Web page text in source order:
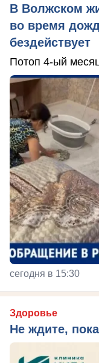
В Волжском
во время
бездействует
Потоп 4-ый
сегодня в 15:30
Здоровье
Не ждите,